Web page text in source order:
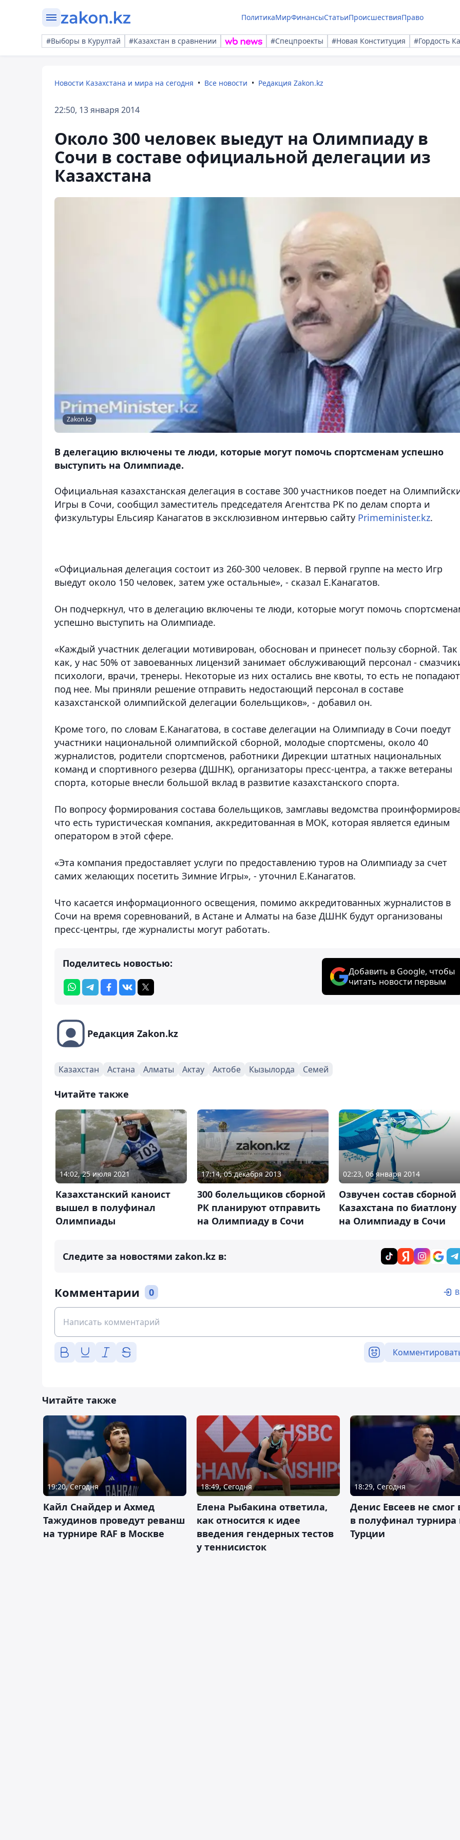
ПолитикаМирФинансыСтатьиПроисшествияПраво
#Выборы в Курултай #Казахстан в сравнении #Спецпроекты #Новая Конституция #Гордость
Новости Казахстана и мира на сегодня Все новости Редакция Zakon.kz
22:50, 13 января 2014
Около 300 человек выедут на Олимпиаду в
Сочи в составе официальной делегации из
Казахстана
Zakon.kz
В делегацию включены те люди, которые могут помочь спортсменам успешно
выступить на Олимпиаде.
Официальная казахстанская делегация в составе 300 участников поедет на
Игры в Сочи, сообщил заместитель председателя Агентства РК по делам спорта и
физкультуры Ельсияр Канагатов в эксклюзивном интервью сайту Primeminister.kz.
«Официальная делегация состоит из 260-300 человек. В первой группе на место Игр
выедут около 150 человек, затем уже остальные», - сказал Е.Канагатов.
Он подчеркнул, что в делегацию включены те люди, которые могут помочь
успешно выступить на Олимпиаде.
«Каждый участник делегации мотивирован, обоснован и принесет пользу сборной. Так
как, у нас 50% от завоеванных лицензий занимает обслуживающий персонал -
психологи, врачи, тренеры. Некоторые из них остались вне квоты, то есть не попадают
под нее. Мы приняли решение отправить недостающий персонал в составе
казахстанской олимпийской делегации болельщиков», - добавил он.
Кроме того, по словам Е.Канагатова, в составе делегации на Олимпиаду в Сочи поедут
участники национальной олимпийской сборной, молодые спортсмены, около 40
журналистов, родители спортсменов, работники Дирекции штатных национальных
команд и спортивного резерва (ДШНК), организаторы пресс-центра, а также ветераны
спорта, которые внесли большой вклад в развитие казахстанского спорта.
По вопросу формирования состава болельщиков, замглавы ведомства
что есть туристическая компания, аккредитованная в МОК, которая является единым
оператором в этой сфере.
«Эта компания предоставляет услуги по предоставлению туров на Олимпиаду за счет
самих желающих посетить Зимние Игры», - уточнил Е.Канагатов.
Что касается информационного освещения, помимо аккредитованных журналистов в
Сочи на время соревнований, в Астане и Алматы на базе ДШНК будут организованы
пресс-центры, где журналисты могут работать.
Поделитесь новостью:
Добавить в Google, чтобы
читать новости первым
Редакция Zakon.kz
Казахстан Астана Алматы Актау Актобе Кызылорда Семей
Читайте также
14:02, 25 июля 2021
Казахстанский каноист
вышел в полуфинал
Олимпиады
17:14, 05 декабря 2013
300 болельщиков сборной
РК планируют отправить
на Олимпиаду в Сочи
02:23, 06 января 2014
Озвучен состав сборной
Казахстана по биатлону
на Олимпиаду в Сочи
Следите за новостями zakon.kz в:
Комментарии 0
Читайте также
19:20, Сегодня
Кайл Снайдер и Ахмед
Тажудинов проведут реванш
на турнире RAF в Москве
18:49, Сегодня
Елена Рыбакина ответила,
как относится к идее
введения гендерных тестов
у теннисисток
18:29, Сегодня
Денис Евсеев не
в полуфинал турнира
Турции